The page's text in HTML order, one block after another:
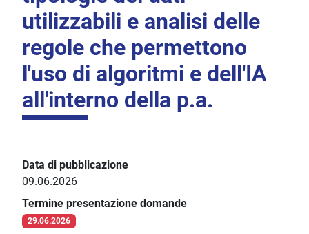
utilizzabili e analisi delle
regole che permettono
l'uso di algoritmi e dell'IA
all'interno della p.a.
Data di pubblicazione
09.06.2026
Termine presentazione domande
29.06.2026